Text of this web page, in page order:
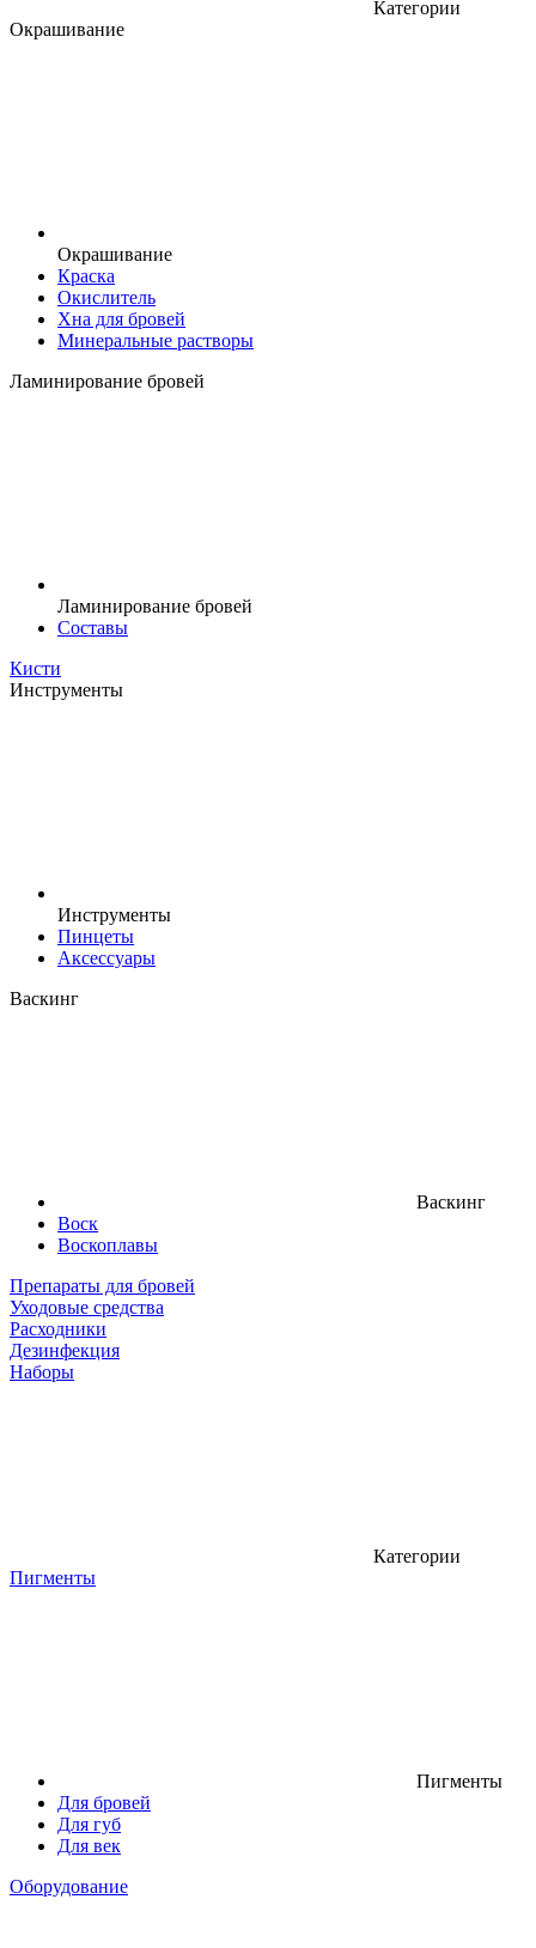
Категории
Окрашивание
Окрашивание
Краска
Окислитель
Хна для бровей
Минеральные растворы
Ламинирование бровей
Ламинирование бровей
Составы
Кисти
Инструменты
Инструменты
Пинцеты
Аксессуары
Васкинг
Васкинг
Воск
Воскоплавы
Препараты для бровей
Уходовые средства
Расходники
Дезинфекция
Наборы
Категории
Пигменты
Пигменты
Для бровей
Для губ
Для век
Оборудование